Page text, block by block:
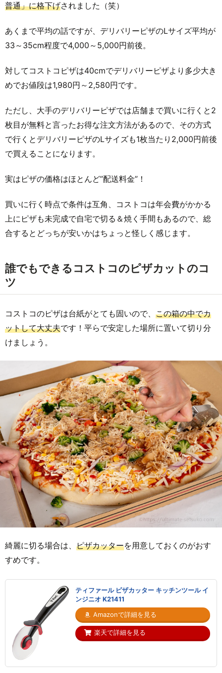
普通」に格下げされました（笑）
あくまで平均の話ですが、デリバリーピザのLサイズ平均が
33～35cm程度で4,000～5,000円前後。
対してコストコピザは40cmでデリバリーピザより多少大き
めでお値段は1,980円～2,580円です。
ただし、大手のデリバリーピザでは店舗まで買いに行くと2
枚目が無料と言ったお得な注文方法があるので、その方式
で行くとデリバリーピザのLサイズも1枚当たり2,000円前後
で買えることになります。
実はピザの価格はほとんど”配送料金”！
買いに行く時点で条件は互角、コストコは年会費がかかる
上にピザも未完成で自宅で切る＆焼く手間もあるので、総
合するとどっちが安いかはちょっと怪しく感じます。
誰でもできるコストコのピザカットのコ
ツ
コストコのピザは台紙がとても固いので、 この箱の中でカ
ットして大丈夫です！平らで安定した場所に置いて切り分
けましょう。
綺麗に切る場合は、 ピザカッターを用意しておくのがおす
すめです。
ティファール ピザカッター キッチンツール イ
ンジニオ K21411
Amazonで詳細を見る
楽天で詳細を見る